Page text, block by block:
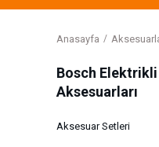
Anasayfa
Bosch
Aksesuarları
Aksesuar Setleri